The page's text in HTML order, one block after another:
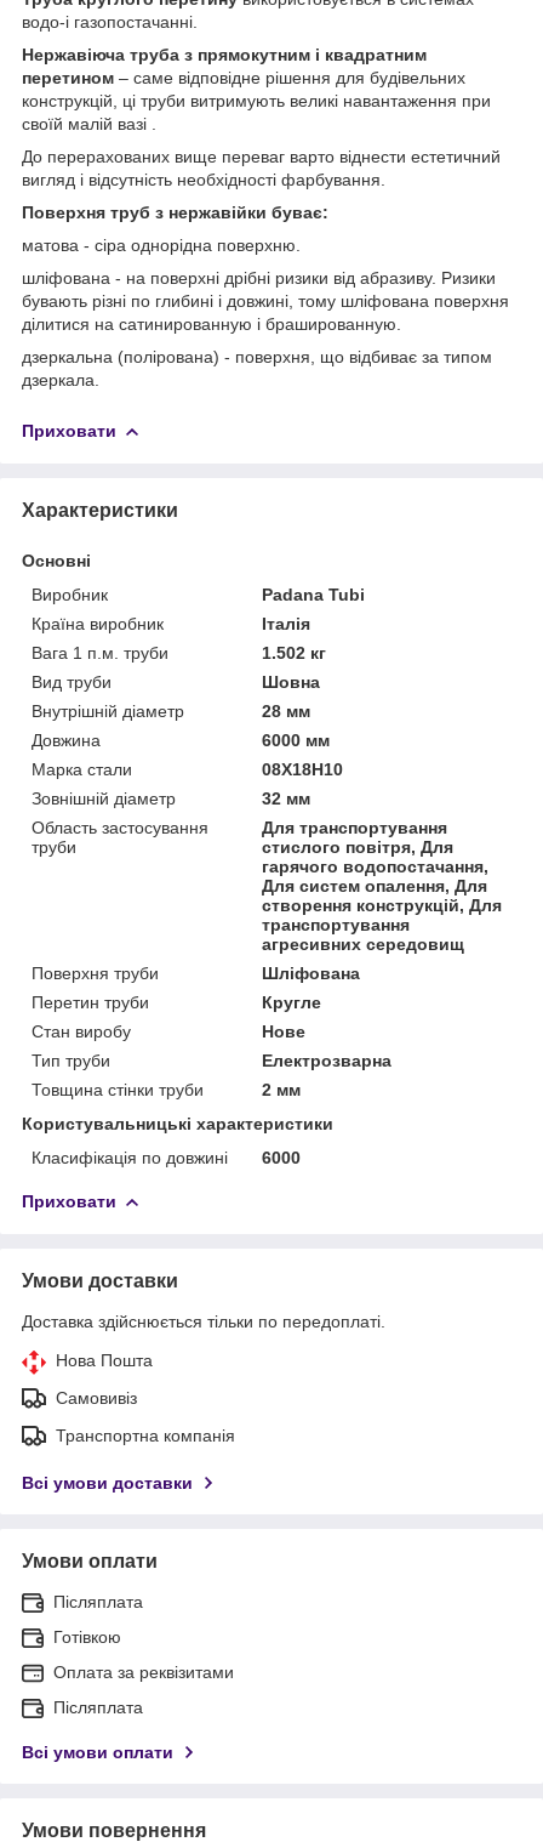
водо-і газопостачанні.
Нержавіюча труба з прямокутним і квадратним
перетином – саме відповідне рішення для будівельних
конструкцій, ці труби витримують великі навантаження при
своїй малій вазі .
До перерахованих вище переваг варто віднести естетичний
вигляд і відсутність необхідності фарбування.
Поверхня труб з нержавійки буває:
матова - сіра однорідна поверхню.
шліфована - на поверхні дрібні ризики від абразиву. Ризики
бувають різні по глибині і довжині, тому шліфована поверхня
ділитися на сатинированную і брашированную.
дзеркальна (полірована) - поверхня, що відбиває за типом
дзеркала.
Приховати
Характеристики
Основні
Виробник
Padana Tubi
Країна виробник
Італія
Вага 1 п.м. труби
1.502 кг
Вид труби
Шовна
Внутрішній діаметр
28 мм
Довжина
6000 мм
Марка стали
08Х18Н10
Зовнішній діаметр
32 мм
Область застосування
труби
Для транспортування
стислого повітря, Для
гарячого водопостачання,
Для систем опалення, Для
створення конструкцій, Для
транспортування
агресивних середовищ
Поверхня труби
Шліфована
Перетин труби
Кругле
Стан виробу
Нове
Тип труби
Електрозварна
Товщина стінки труби
2 мм
Користувальницькі характеристики
Класифікація по довжині
6000
Приховати
Умови доставки
Доставка здійснюється тільки по передоплаті.
Нова Пошта
Самовивіз
Транспортна компанія
Всі умови доставки
Умови оплати
Післяплата
Готівкою
Оплата за реквізитами
Післяплата
Всі умови оплати
Умови повернення